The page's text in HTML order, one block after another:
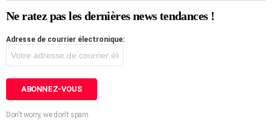
Ne ratez pas les dernières news tendances !
Adresse de courrier électronique:
Don't worry, we don't spam